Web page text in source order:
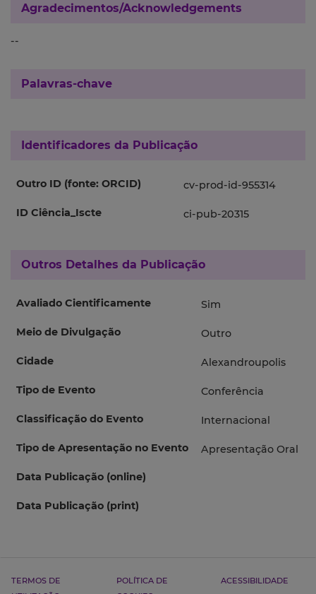
Agradecimentos/Acknowledgements
--
Palavras-chave
Identificadores da Publicação
Outro ID (fonte: ORCID) cv-prod-id-955314
ID Ciência_Iscte ci-pub-20315
Outros Detalhes da Publicação
Avaliado Cientificamente Sim
Meio de Divulgação Outro
Cidade Alexandroupolis
Tipo de Evento Conferência
Classificação do Evento Internacional
Tipo de Apresentação no Evento Apresentação Oral
Data Publicação (online)
Data Publicação (print)
TERMOS DE
POLÍTICA DE
ACESSIBILIDADE